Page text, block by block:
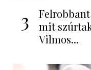
3
mit
Vilmos...